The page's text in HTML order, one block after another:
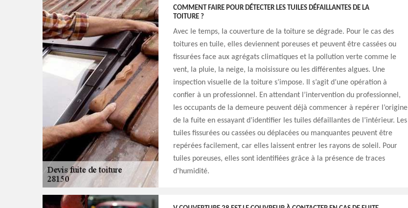
COMMENT FAIRE POUR DÉTECTER LES TUILES DÉFAILLANTES DE LA
TOITURE ?
Avec le temps, la couverture de la toiture se dégrade. Pour le cas des
toitures en tuile, elles deviennent poreuses et peuvent être cassées ou
fissurées face aux agrégats climatiques et la pollution verte comme le
vent, la pluie, la neige, la moisissure ou les différentes algues. Une
inspection visuelle de la toiture s’impose. Il s’agit d’une opération à
confier à un professionnel. En attendant l’intervention du professionnel,
les occupants de la demeure peuvent déjà commencer à repérer l’origine
de la fuite en essayant d’identifier les tuiles défaillantes de l’intérieur. Les
tuiles fissurées ou cassées ou déplacées ou manquantes peuvent être
repérées facilement, car elles laissent entrer les rayons de soleil. Pour
tuiles poreuses, elles sont identifiées grâce à la présence de traces
d’humidité.